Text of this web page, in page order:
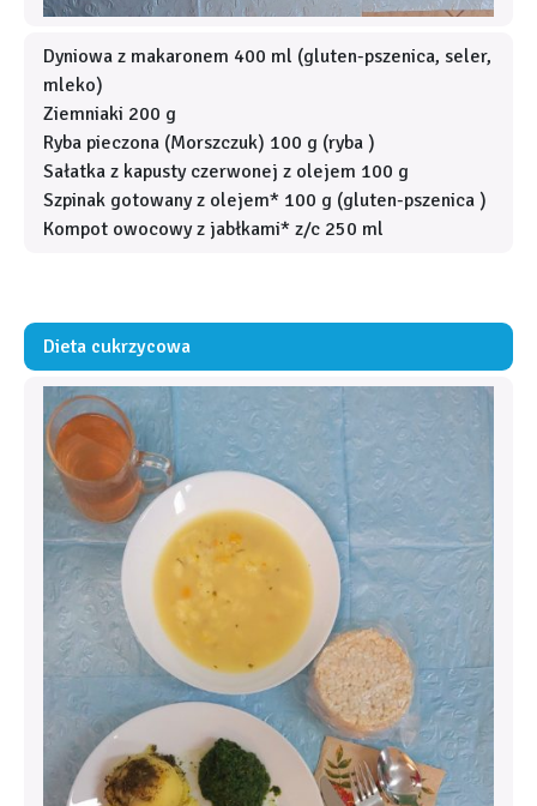
Dyniowa z makaronem 400 ml (gluten-pszenica, seler,
mleko)
Ziemniaki 200 g
Ryba pieczona (Morszczuk) 100 g (ryba )
Sałatka z kapusty czerwonej z olejem 100 g
Szpinak gotowany z olejem* 100 g (gluten-pszenica )
Kompot owocowy z jabłkami* z/c 250 ml
Dieta cukrzycowa